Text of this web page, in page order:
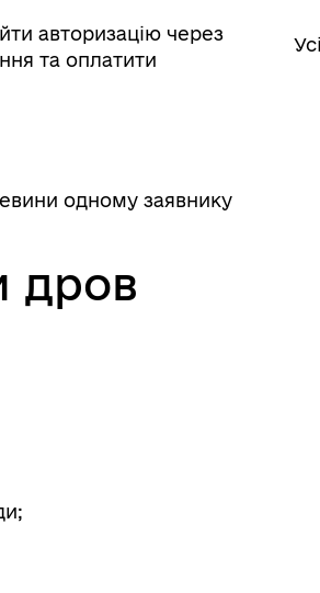
Електронна черга в ТЦК
авторизацію через
та оплатити
одному заявнику
дров